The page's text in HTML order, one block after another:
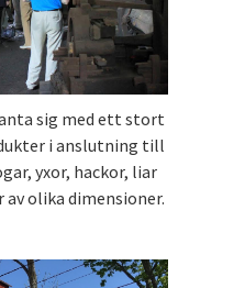
sig med ett stort
i anslutning till
yxor, hackor, liar
av olika dimensioner.